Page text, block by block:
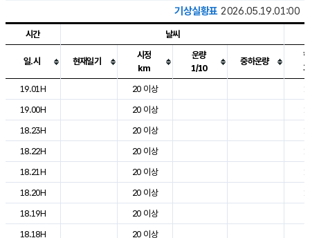
기상실황표 2026.05.19.01:00
도시별 기상실황표로 지점, 날씨, 기온, 강수, 바람, 기압등을 안내한 표입
시간 날씨
일.시 현재일기
시정
km
운량
1/10
중하운량
19.01H
20 이상
19.00H
20 이상
18.23H
20 이상
18.22H
20 이상
18.21H
20 이상
18.20H
20 이상
18.19H
20 이상
18.18H
20 이상